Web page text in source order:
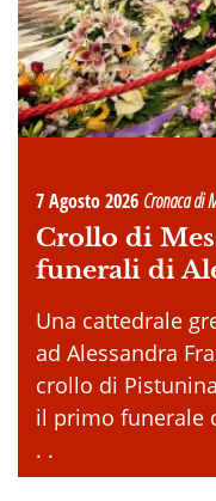
7 Agosto 2026 Cronaca di
Crollo di
funerali di
Una cattedrale
ad Alessandra
crollo di
il primo funerale
. .